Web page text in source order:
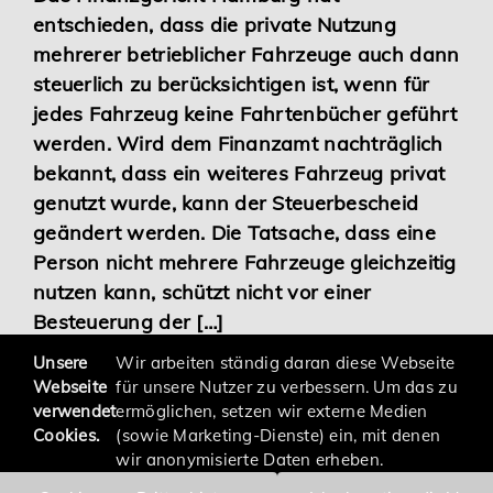
Karriere
Services
entschieden, dass die private Nutzung
mehrerer betrieblicher Fahrzeuge auch dann
steuerlich zu berücksichtigen ist, wenn für
jedes Fahrzeug keine Fahrtenbücher geführt
werden. Wird dem Finanzamt nachträglich
bekannt, dass ein weiteres Fahrzeug privat
genutzt wurde, kann der Steuerbescheid
geändert werden. Die Tatsache, dass eine
Person nicht mehrere Fahrzeuge gleichzeitig
nutzen kann, schützt nicht vor einer
Besteuerung der […]
Unsere
Webseite
verwendet
Cookies.
Wir arbeiten ständig daran diese Webseite
für unsere Nutzer zu verbessern. Um das zu
ermöglichen, setzen wir externe Medien
(sowie Marketing-Dienste) ein, mit denen
wir anonymisierte Daten erheben.